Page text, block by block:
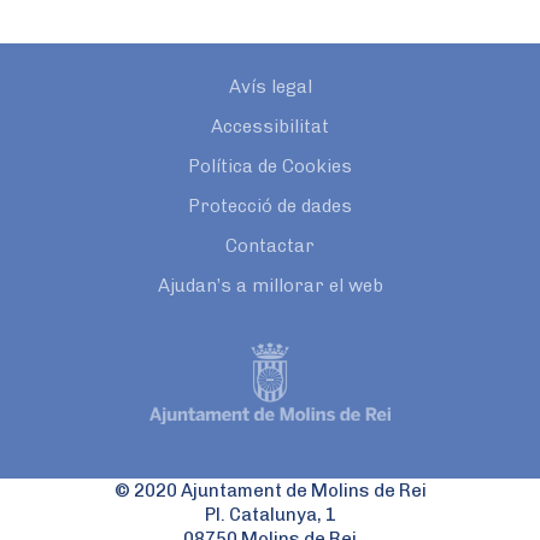
Avís legal
Accessibilitat
Política de Cookies
Protecció de dades
Contactar
Ajudan’s a millorar el web
© 2020 Ajuntament de Molins de Rei
Pl. Catalunya, 1